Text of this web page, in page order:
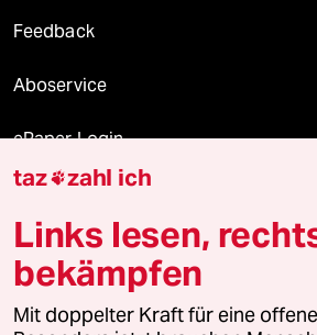
Feedback
Aboservice
ePaper Login
Downloads für Abonnierende
© 2026 taz Verlags und Vertriebs
Alle Rechte vorbehalten. Bei rechtlichen
wenden Sie sich bitte an
lizenzen@taz.de
taz zahl ich
Links lesen,
bekämpfen
Mit doppelter Kraft für eine